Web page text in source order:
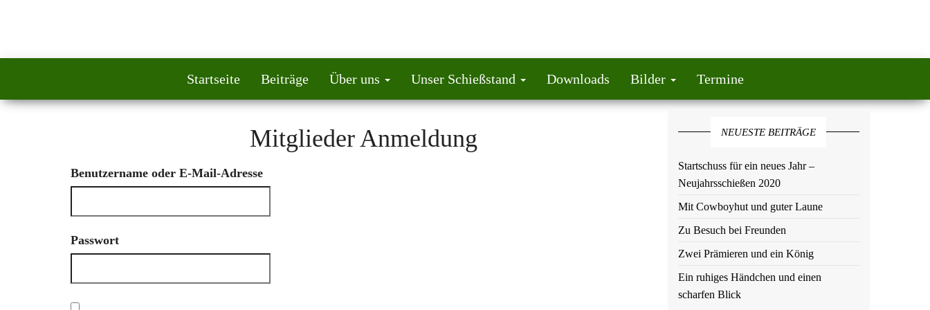
Startseite Beiträge Über uns Unser Schießstand Downloads Bilder Termine
Mitglieder Anmeldung
Benutzername oder E-Mail-Adresse
Passwort
NEUESTE BEITRÄGE
Startschuss für ein neues Jahr –
Neujahrsschießen 2020
Mit Cowboyhut und guter Laune
Zu Besuch bei Freunden
Zwei Prämieren und ein König
Ein ruhiges Händchen und einen
scharfen Blick